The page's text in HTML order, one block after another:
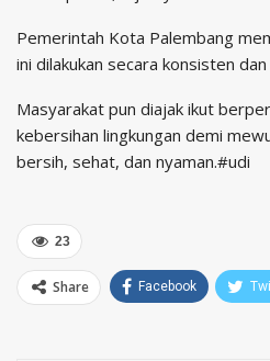
Pemerintah Kota Palembang
ini dilakukan secara konsisten
Masyarakat pun diajak ikut
kebersihan lingkungan demi
bersih, sehat, dan nyaman.#udi
23
Share Facebook